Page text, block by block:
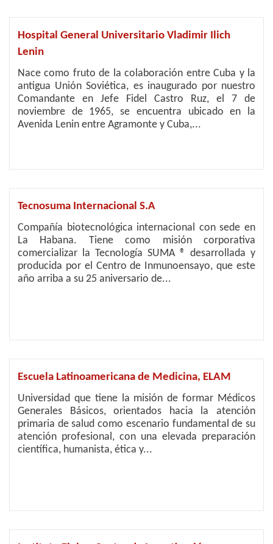
Hospital General Universitario Vladimir Ilich
Lenin
Nace como fruto de la colaboración entre Cuba y la
antigua Unión Soviética, es inaugurado por nuestro
Comandante en Jefe Fidel Castro Ruz, el 7 de
noviembre de 1965, se encuentra ubicado en la
Avenida Lenin entre Agramonte y Cuba,...
Tecnosuma Internacional S.A
Compañía biotecnológica internacional con sede en
La Habana. Tiene como misión corporativa
comercializar la Tecnología SUMA ® desarrollada y
producida por el Centro de Inmunoensayo, que este
año arriba a su 25 aniversario de...
Escuela Latinoamericana de Medicina, ELAM
Universidad que tiene la misión de formar Médicos
Generales Básicos, orientados hacia la atención
primaria de salud como escenario fundamental de su
atención profesional, con una elevada preparación
científica, humanista, ética y...